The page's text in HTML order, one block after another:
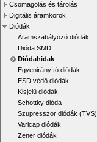
Csomagolás és tárolás
Digitális áramkörök
Diódák
Áramszabályozó diódák
Dióda SMD
Diódahidak
Egyenirányító diódák
ESD védő diódák
Kisjelű diódák
Schottky dióda
Szupresszor diódák (TVS)
Varicap diódák
Zener diódák